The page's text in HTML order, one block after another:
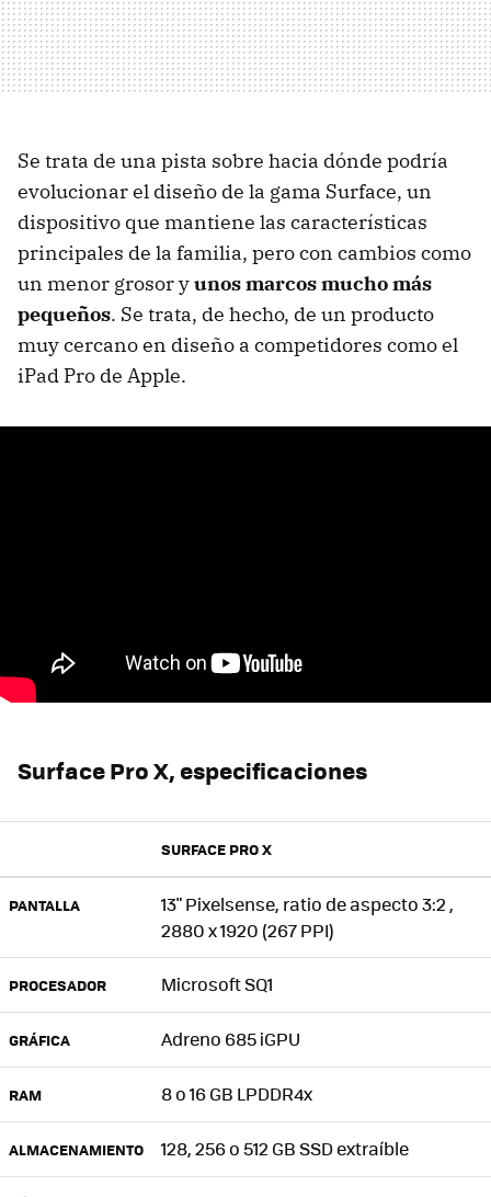
Se trata de una pista sobre hacia dónde podría
evolucionar el diseño de la gama Surface, un
dispositivo que mantiene las características
principales de la familia, pero con cambios como
un menor grosor yunos marcos mucho más
pequeños. Se trata, de hecho, de un producto
muy cercano en diseño a competidores como el
iPad Pro de Apple.
Surface Pro X, especificaciones
SURFACE PRO X
PANTALLA
13" Pixelsense, ratio de aspecto 3:2 ,
2880 x 1920 (267 PPI)
PROCESADOR Microsoft SQ1
GRÁFICA Adreno 685 iGPU
RAM 8 o 16 GB LPDDR4x
ALMACENAMIENTO 128, 256 o 512 GB SSD extraíble